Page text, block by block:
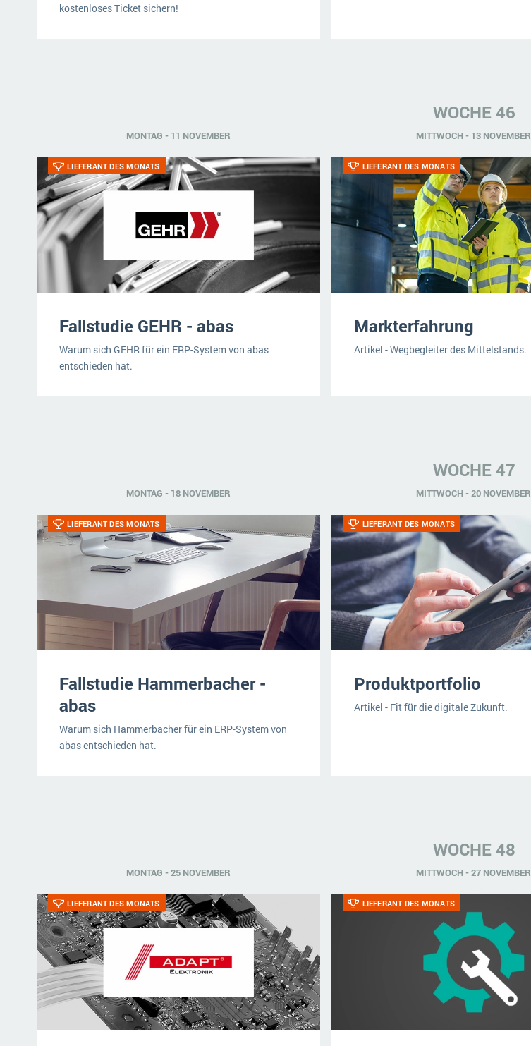
kostenloses Ticket sichern!
WOCHE 46
MONTAG - 11 NOVEMBER
LIEFERANT DES MONATS
Fallstudie GEHR - abas
Warum sich GEHR für ein ERP-System von abas
entschieden hat.
MITTWOCH - 13 NOVEMBER
LIEFERANT DES MONATS
Markterfahrung
Artikel - Wegbegleiter des Mittelstands.
WOCHE 47
MONTAG - 18 NOVEMBER
LIEFERANT DES MONATS
Fallstudie Hammerbacher -
abas
Warum sich Hammerbacher für ein ERP-System von
abas entschieden hat.
MITTWOCH - 20 NOVEMBER
LIEFERANT DES MONATS
Produktportfolio
Artikel - Fit für die digitale Zukunft.
WOCHE 48
MONTAG - 25 NOVEMBER
LIEFERANT DES MONATS
MITTWOCH - 27 NOVEMBER
LIEFERANT DES MONATS